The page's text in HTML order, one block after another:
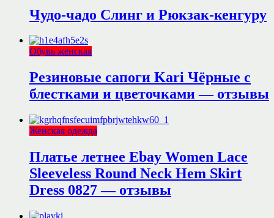
Чудо-чадо Слинг и Рюкзак-кенгуру
Обувь женская
Резиновые сапоги Kari Чёрные с
блестками и цветочками — отзывы
Женская одежда
Платье летнее Ebay Women Lace
Sleeveless Round Neck Hem Skirt
Dress 0827 — отзывы